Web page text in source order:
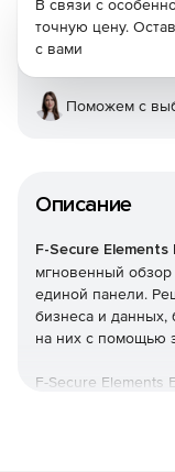
Описание
F-Secure
мгновенный обзор
единой панели.
бизнеса и данных,
на них с помощью
F-Secure Elements
В связи с
точную цену.
с вами
Поможем с